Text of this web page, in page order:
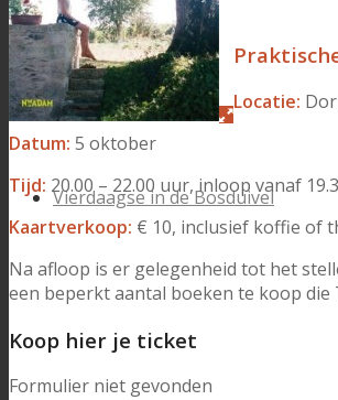
Vierdaagse in de Bosduivel
Locatie:
Datum: 5 oktober
Tijd: 20.00 – 22.00 uur, inloop vanaf
Kaartverkoop: € 10, inclusief koffie of
Na afloop is er gelegenheid tot het
een beperkt aantal boeken te koop die
Koop hier je ticket
Formulier niet gevonden